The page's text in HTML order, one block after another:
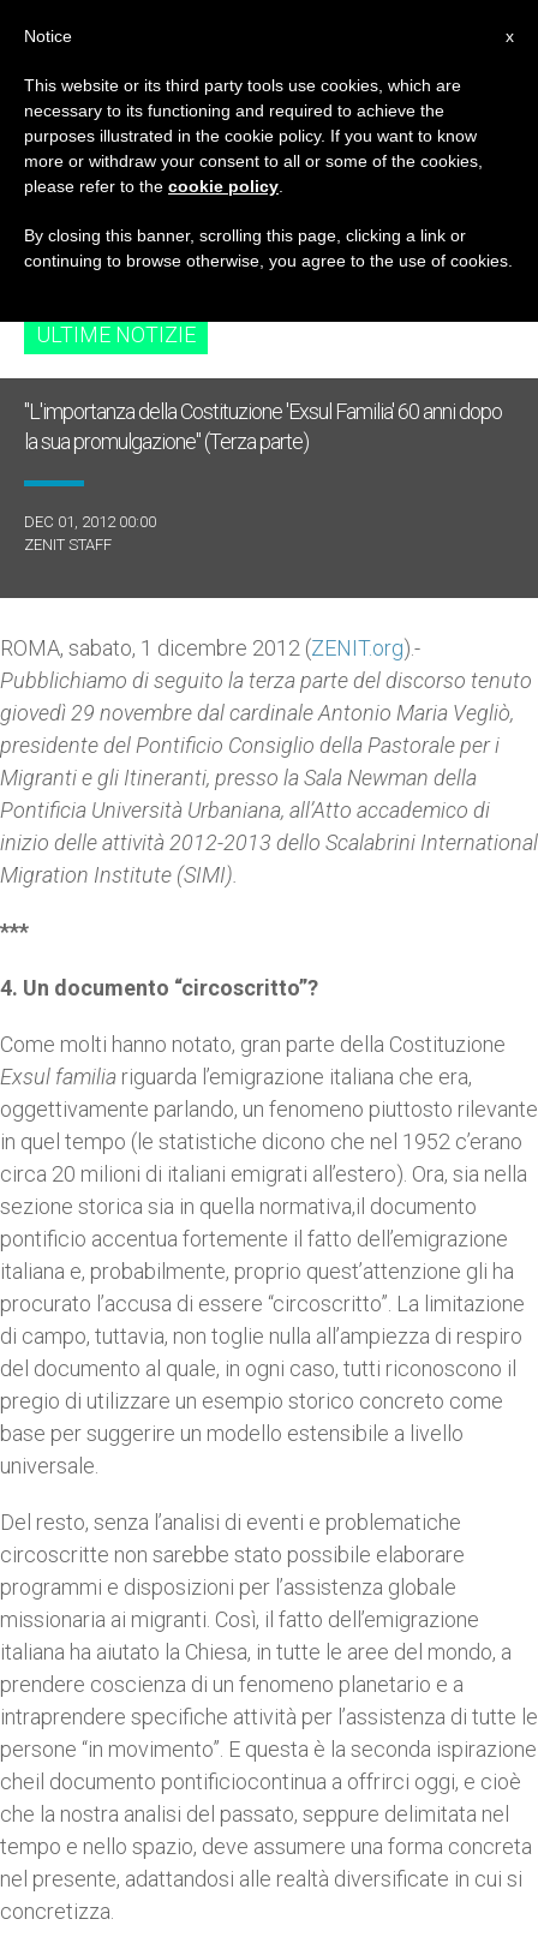
TAG
Posts Tagged
‘multiculturalismo’
ULTIME NOTIZIE
"L'importanza della Costituzione 'Exsul Familia' 60 anni dopo
la sua promulgazione" (Terza parte)
DEC 01, 2012 00:00
ZENIT STAFF
ROMA, sabato, 1 dicembre 2012 (ZENIT.org).-
Pubblichiamo di seguito la terza parte del discorso tenuto
giovedì 29 novembre dal cardinale Antonio Maria Vegliò,
presidente del Pontificio Consiglio della Pastorale per i
Migranti e gli Itineranti, presso la Sala Newman della
Pontificia Università Urbaniana, all’Atto accademico di
inizio delle attività 2012-2013 dello Scalabrini International
Migration Institute (SIMI).
***
4. Un documento “circoscritto”?
Come molti hanno notato, gran parte della Costituzione
Exsul familia riguarda l’emigrazione italiana che era,
oggettivamente parlando, un fenomeno piuttosto rilevante
in quel tempo (le statistiche dicono che nel 1952 c’erano
circa 20 milioni di italiani emigrati all’estero). Ora, sia nella
sezione storica sia in quella normativa,il documento
pontificio accentua fortemente il fatto dell’emigrazione
italiana e, probabilmente, proprio quest’attenzione gli ha
procurato l’accusa di essere “circoscritto”. La limitazione
di campo, tuttavia, non toglie nulla all’ampiezza di respiro
del documento al quale, in ogni caso, tutti riconoscono il
pregio di utilizzare un esempio storico concreto come
base per suggerire un modello estensibile a livello
universale.
Del resto, senza l’analisi di eventi e problematiche
circoscritte non sarebbe stato possibile elaborare
programmi e disposizioni per l’assistenza globale
missionaria ai migranti. Così, il fatto dell’emigrazione
italiana ha aiutato la Chiesa, in tutte le aree del mondo, a
prendere coscienza di un fenomeno planetario e a
intraprendere specifiche attività per l’assistenza di tutte le
persone “in movimento”. E questa è la seconda ispirazione
cheil documento pontificiocontinua a offrirci oggi, e cioè
che la nostra analisi del passato, seppure delimitata nel
tempo e nello spazio, deve assumere una forma concreta
nel presente, adattandosi alle realtà diversificate in cui si
concretizza.
x
Notice
This website or its third party tools use cookies, which are
necessary to its functioning and required to achieve the
purposes illustrated in the cookie policy. If you want to know
more or withdraw your consent to all or some of the cookies,
please refer to the cookie policy
By closing this banner, scrolling this page, clicking a link or
continuing to browse otherwise, you agree to the use of cookies.